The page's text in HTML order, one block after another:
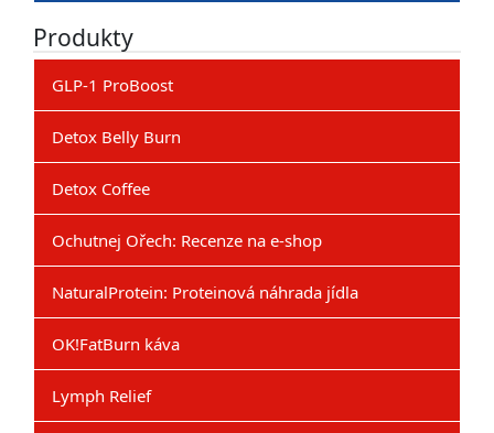
Produkty
GLP-1 ProBoost
Detox Belly Burn
Detox Coffee
Ochutnej Ořech: Recenze na e-shop
NaturalProtein: Proteinová náhrada jídla
OK!FatBurn káva
Lymph Relief